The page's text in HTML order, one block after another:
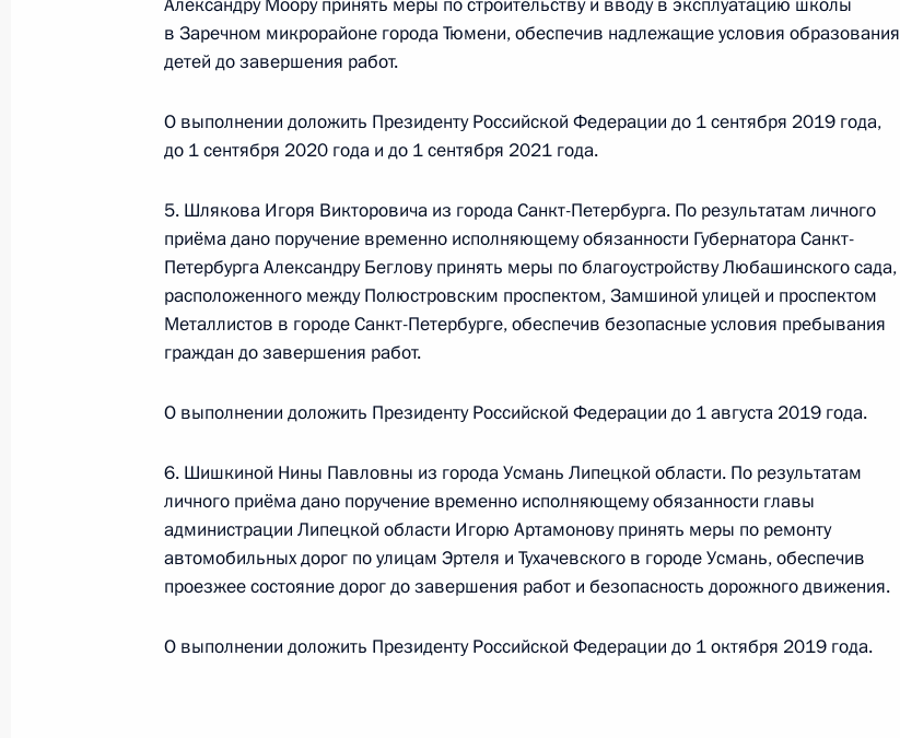
Президента Российской Федерации первым заместителем Руководителя
Администрации Президента Российской Федерации Алексеем Громовым
Москве 13 марта 2019 года
25 апреля 2019 года, 23:24
О ходе исполнения поручения, данного по итогам личного приёма в режиме видео-
конференц-связи жителя города Севастополя, проведённого по поручению
Президента Российской Федерации первым заместителем Руководителя
Администрации Президента Российской Федерации Алексеем Громовым
Москве 13 марта 2019 года
О ходе исполнения поручения, данного по итогам личного приёма в режиме видео-
конференц-связи жительницы Новгородской области, проведённого по поручению
Президента Российской Федерации начальником Управления Президента
в Приёмной Президента Российской Федерации по приёму граждан в Москве
в Заречном микрорайоне города Тюмени, обеспечив надлежащие условия образования
детей до завершения работ.
О выполнении доложить Президенту Российской Федерации до 1 сентября 2019 года,
до 1 сентября 2020 года и до 1 сентября 2021 года.
5. Шлякова Игоря Викторовича из города Санкт-Петербурга. По результатам личного
приёма дано поручение временно исполняющему обязанности Губернатора Санкт-
Петербурга Александру Беглову принять меры по благоустройству Любашинского сада,
расположенного между Полюстровским проспектом, Замшиной улицей и проспектом
Металлистов в городе Санкт-Петербурге, обеспечив безопасные условия пребывания
граждан до завершения работ.
О выполнении доложить Президенту Российской Федерации до 1 августа 2019 года.
6. Шишкиной Нины Павловны из города Усмань Липецкой области. По результатам
личного приёма дано поручение временно исполняющему обязанности главы
администрации Липецкой области Игорю Артамонову принять меры по ремонту
автомобильных дорог по улицам Эртеля и Тухачевского в городе Усмань, обеспечив
проезжее состояние дорог до завершения работ и безопасность дорожного движения.
О выполнении доложить Президенту Российской Федерации до 1 октября 2019 года.